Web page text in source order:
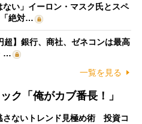
ない」イーロン・マスク氏とスペ
「絶対…
超】銀行、商社、ゼネコンは最高
…
一覧を見る
ク「俺がカブ番長！」
さないトレンド見極め術 投資コ